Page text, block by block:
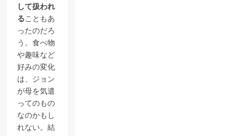
して扱われ
ることもあ
ったのだろ
う。食べ物
や趣味など
好みの変化
は、ジョン
が母を気遣
ってのもの
なのかもし
れない。結